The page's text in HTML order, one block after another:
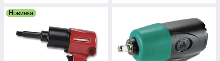
Новинка